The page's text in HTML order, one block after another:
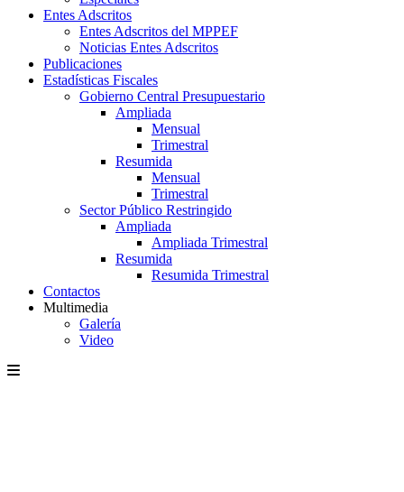
Entes Adscritos
Entes Adscritos del MPPEF
Noticias Entes Adscritos
Publicaciones
Estadísticas Fiscales
Gobierno Central Presupuestario
Ampliada
Mensual
Trimestral
Resumida
Mensual
Trimestral
Sector Público Restringido
Ampliada
Ampliada Trimestral
Resumida
Resumida Trimestral
Contactos
Multimedia
Galería
Video